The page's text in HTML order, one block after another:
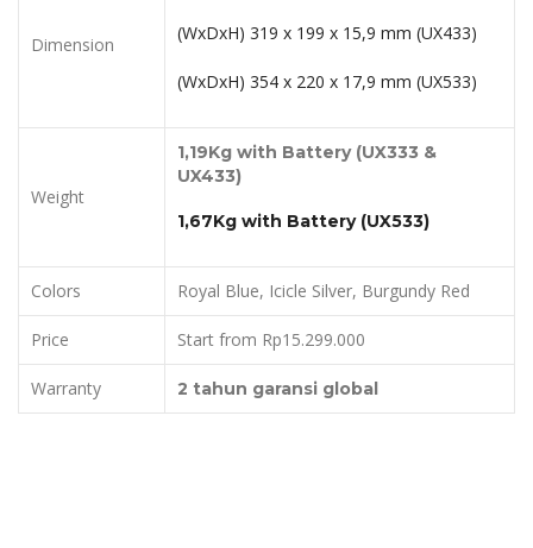
Dimension
(WxDxH) 319 x 199 x 15,9 mm (UX433)
(WxDxH) 354 x 220 x 17,9 mm (UX533)
Weight
1,19Kg with Battery(UX333 &
UX433)
1,67Kg with Battery (UX533)
Colors Royal Blue, Icicle Silver, Burgundy Red
Price Start from Rp15.299.000
Warranty 2 tahun garansi global